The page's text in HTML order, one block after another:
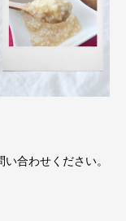
合わせください。